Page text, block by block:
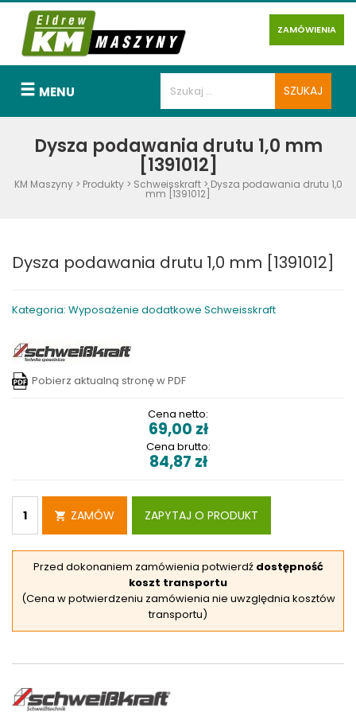
ZAMÓWIENIA
MENU
Dysza podawania drutu 1,0 mm
[1391012]
KM Maszyny> Produkty> Schweisskraft> Dysza podawania drutu 1,0
mm [1391012]
Dysza podawania drutu 1,0 mm [1391012]
Kategoria: Wyposażenie dodatkowe Schweisskraft
Pobierz aktualną stronę w PDF
Cena netto:
69,00 zł
Cena brutto:
84,87 zł
ZAMÓW ZAPYTAJ O PRODUKT
Przed dokonaniem zamówienia potwierdź dostępność
koszt transportu
(Cena w potwierdzeniu zamówienia nie uwzględnia kosztów
transportu)